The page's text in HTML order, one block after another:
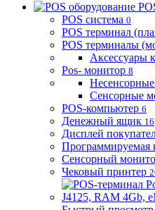
POS система 0
POS терминал
POS терминалы
Аксессуары
Pos- монитор 8
Сенсорные
POS-компьютер 6
Денежный ящик 16
Дисплей
Программируемая
Сенсорный
Чековый принтер